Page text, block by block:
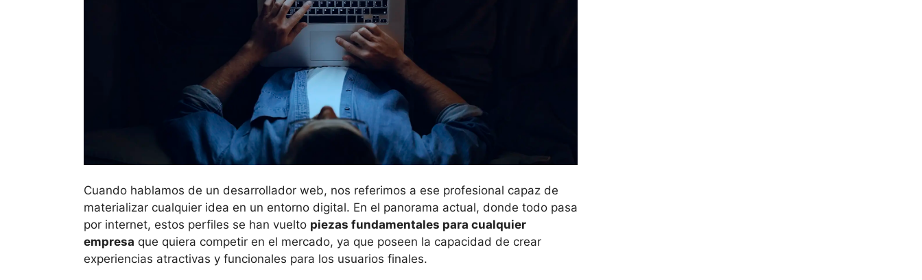
Cuando hablamos de un desarrollador web, nos referimos a ese profesional capaz de
materializar cualquier idea en un entorno digital. En el panorama actual, donde todo pasa
por internet, estos perfiles se han vuelto piezas fundamentales para cualquier
empresa que quiera competir en el mercado, ya que poseen la capacidad de crear
experiencias atractivas y funcionales para los usuarios finales.